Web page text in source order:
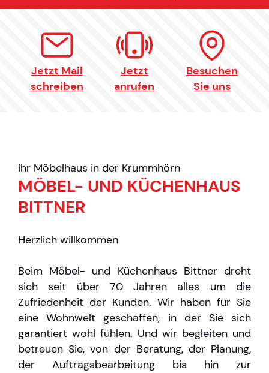
Jetzt Mail
schreiben
Jetzt
anrufen
Besuchen
Sie uns
Ihr Möbelhaus in der Krummhörn
MÖBEL- UND KÜCHENHAUS
BITTNER
Herzlich willkommen
Beim Möbel- und Küchenhaus Bittner dreht
sich seit über 70 Jahren alles um die
Zufriedenheit der Kunden. Wir haben für Sie
eine Wohnwelt geschaffen, in der Sie sich
garantiert wohl fühlen. Und wir begleiten und
betreuen Sie, von der Beratung, der Planung,
der Auftragsbearbeitung bis hin zur